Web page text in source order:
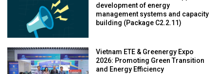
development of energy
management systems and capacity
building (Package C2.2.11)
Vietnam ETE & Greenergy Expo
2026: Promoting Green Transition
and Energy Efficiency